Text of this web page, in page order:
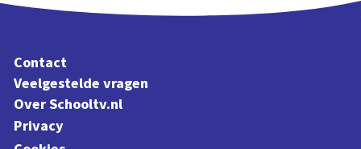
Contact
Veelgestelde vragen
Over Schooltv.nl
Privacy